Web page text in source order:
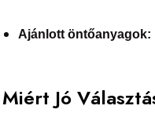
Ajánlott öntőanyagok:
Miért Jó